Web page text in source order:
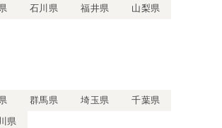
石川県 福井県
山梨県
群馬県 埼玉県
千葉県
県